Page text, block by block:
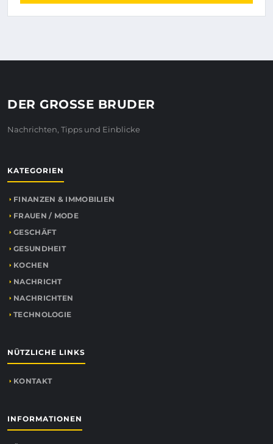
DER GROSSE BRUDER
Nachrichten, Tipps und Einblicke
KATEGORIEN
FINANZEN & IMMOBILIEN
FRAUEN / MODE
GESCHÄFT
GESUNDHEIT
KOCHEN
NACHRICHT
NACHRICHTEN
TECHNOLOGIE
NÜTZLICHE LINKS
KONTAKT
INFORMATIONEN